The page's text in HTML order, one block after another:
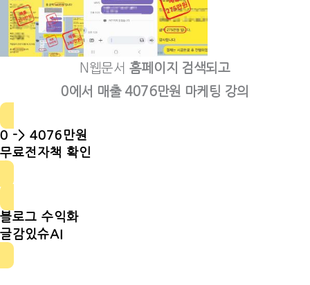
N웹문서 홈페이지 검색되고
0에서 매출 4076만원 마케팅 강의
0 -> 4076만원
무료전자책 확인
블로그 수익화
글감있슈AI